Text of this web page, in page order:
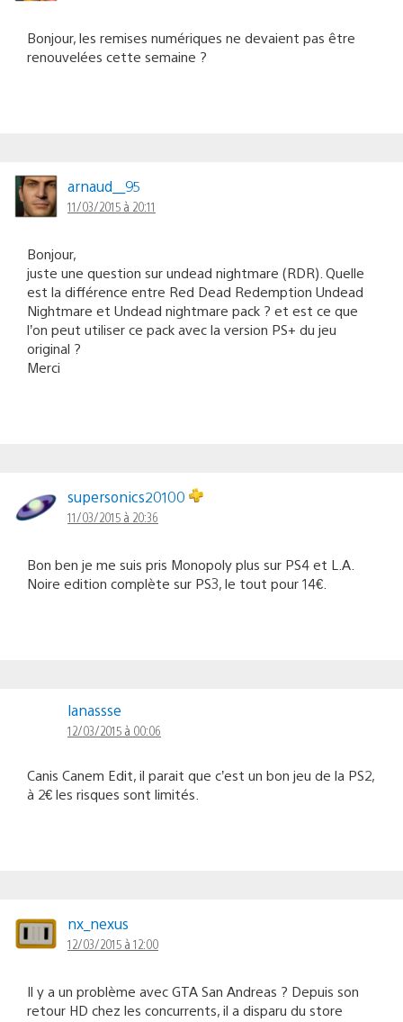
Bonjour, les remises numériques ne devaient pas être
renouvelées cette semaine ?
arnaud__95
11/03/2015 à 20:11
Bonjour,
juste une question sur undead nightmare (RDR). Quelle
est la différence entre Red Dead Redemption Undead
Nightmare et Undead nightmare pack ? et est ce que
l’on peut utiliser ce pack avec la version PS+ du jeu
original ?
Merci
supersonics20100
11/03/2015 à 20:36
Bon ben je me suis pris Monopoly plus sur PS4 et L.A.
Noire edition complète sur PS3, le tout pour 14€.
lanassse
12/03/2015 à 00:06
Canis Canem Edit, il parait que c’est un bon jeu de la PS2,
à 2€ les risques sont limités.
nx_nexus
12/03/2015 à 12:00
Il y a un problème avec GTA San Andreas ? Depuis son
retour HD chez les concurrents, il a disparu du store